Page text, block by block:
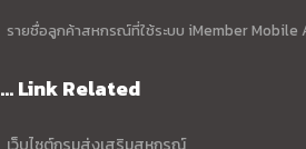
รายชื่อลูกค้าสหกรณ์ที่ใช้ระบบ iMember
... Link Related